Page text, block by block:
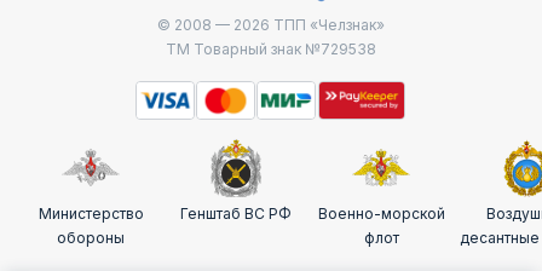
© 2008 — 2026 ТПП «Челзнак»
ТМ Товарный знак №729538
Министерство
обороны
Генштаб ВС РФ
Военно-морской
флот
десантные